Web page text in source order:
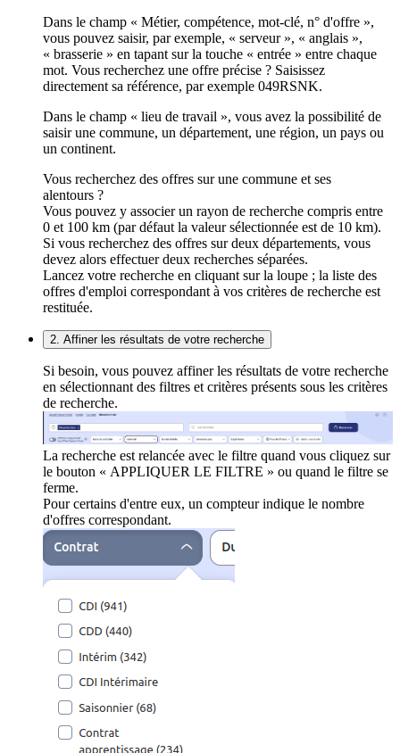
Dans le champ « Métier, compétence, mot-clé, n° d'offre »,
vous pouvez saisir, par exemple, « serveur », « anglais »,
« brasserie » en tapant sur la touche « entrée » entre chaque
mot. Vous recherchez une offre précise ? Saisissez
directement sa référence, par exemple 049RSNK.
Dans le champ « lieu de travail », vous avez la possibilité de
saisir une commune, un département, une région, un pays ou
un continent.
Vous recherchez des offres sur une commune et ses
alentours ?
Vous pouvez y associer un rayon de recherche compris entre
0 et 100 km (par défaut la valeur sélectionnée est de 10 km).
Si vous recherchez des offres sur deux départements, vous
devez alors effectuer deux recherches séparées.
Lancez votre recherche en cliquant sur la loupe ; la liste des
offres d'emploi correspondant à vos critères de recherche est
restituée.
2. Affiner les résultats de votre recherche
Si besoin, vous pouvez affiner les résultats de votre recherche
en sélectionnant des filtres et critères présents sous les critères
de recherche.
La recherche est relancée avec le filtre quand vous cliquez sur
le bouton « APPLIQUER LE FILTRE » ou quand le filtre se
ferme.
Pour certains d'entre eux, un compteur indique le nombre
d'offres correspondant.